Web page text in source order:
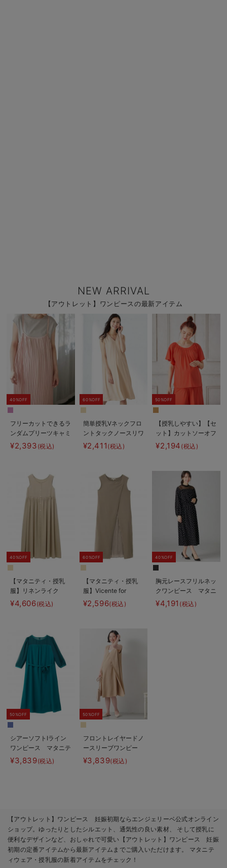
NEW ARRIVAL
【アウトレット】ワンピースの最新アイテム
40%OFF
フリーカットできるラ
ンダムプリーツキャミ
ワンピース マタニテ
ィ・授乳服【出産後も
¥2,393 (税込)
60%OFF
簡単授乳Vネックフロ
ントタックノースリワ
ンピース マタニテ
ィ・授乳服【出産後も
¥2,411 (税込)
50%OFF
【授乳しやすい】【セ
ット】カットソーオフ
ショルトップス＆ガウ
チョパンツ
¥2,194 (税込)
40%OFF
【マタニティ・授乳
服】リネンライク
3WAYワンピース【出
産後も長く使える】
¥4,606(税込)
60%OFF
【マタニティ・授乳
服】Vicente for
mom（ヴィセンテフ
ォーマム）フロントプ
産後も長く使える】
¥2,596(税込)
40%OFF
胸元レースフリルネッ
クワンピース マタニ
ティ・授乳服【出産後
も長く使える】
¥4,191 (税込)
50%OFF
シアーソフトIライン
ワンピース マタニテ
ィ・授乳服【出産後も
長く使える】
¥3,839(税込)
50%OFF
フロントレイヤードノ
ースリーブワンピー
ス マタニティ・授乳
¥3,839(税込)
【アウトレット】ワンピース 妊娠初期ならエンジェリーベ公式オンライン
ショップ。ゆったりとしたシルエット、通気性の良い素材、 そして授乳に
便利なデザインなど、おしゃれで可愛い【アウトレット】ワンピース 妊娠
初期の定番アイテムから最新アイテムまでご購入いただけます。 マタニテ
ィウェア・授乳服の新着アイテムをチェック！